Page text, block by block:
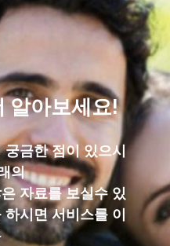
알아보세요!
금한 점이 있으시
의
자료를 보실수 있
시면 서비스를 이